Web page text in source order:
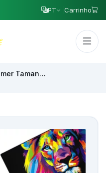
PT Carrinho
Mouse Pad Gamer Tamanho Grande com Performance Vencedora